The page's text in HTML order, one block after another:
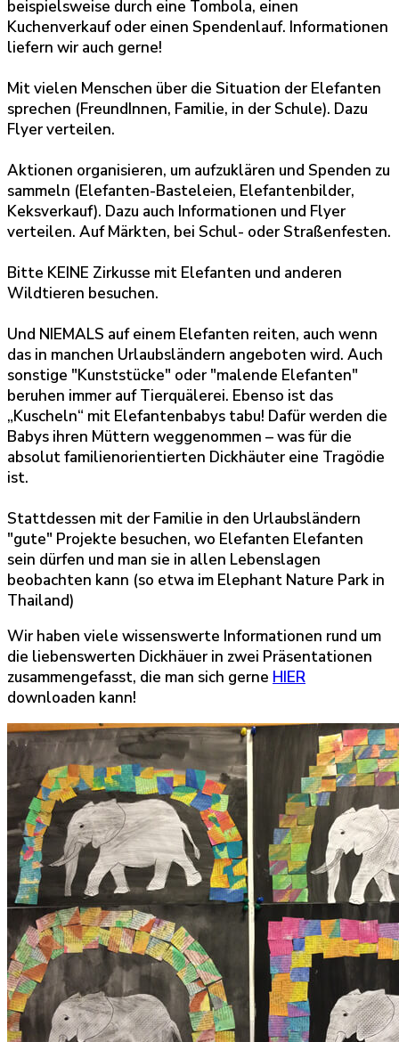
beispielsweise durch eine Tombola, einen
Kuchenverkauf oder einen Spendenlauf. Informationen
liefern wir auch gerne!
Mit vielen Menschen über die Situation der Elefanten
sprechen (FreundInnen, Familie, in der Schule). Dazu
Flyer verteilen.
Aktionen organisieren, um aufzuklären und Spenden zu
sammeln (Elefanten-Basteleien, Elefantenbilder,
Keksverkauf). Dazu auch Informationen und Flyer
verteilen. Auf Märkten, bei Schul- oder Straßenfesten.
Bitte KEINE Zirkusse mit Elefanten und anderen
Wildtieren besuchen.
Und NIEMALS auf einem Elefanten reiten, auch wenn
das in manchen Urlaubsländern angeboten wird. Auch
sonstige "Kunststücke" oder "malende Elefanten"
beruhen immer auf Tierquälerei. Ebenso ist das
„Kuscheln“ mit Elefantenbabys tabu! Dafür werden die
Babys ihren Müttern weggenommen – was für die
absolut familienorientierten Dickhäuter eine Tragödie
ist.
Stattdessen mit der Familie in den Urlaubsländern
"gute" Projekte besuchen, wo Elefanten Elefanten
sein dürfen und man sie in allen Lebenslagen
beobachten kann (so etwa im Elephant Nature Park in
Thailand)
Wir haben viele wissenswerte Informationen rund um
die liebenswerten Dickhäuer in zwei Präsentationen
zusammengefasst, die man sich gerne HIER
downloaden kann!